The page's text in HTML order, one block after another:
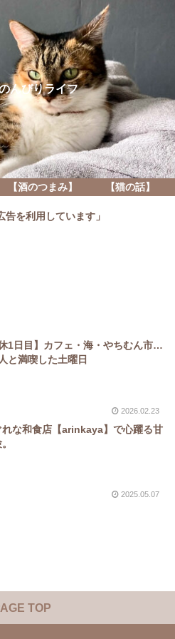
んびりライフ
【酒のつまみ】 【猫の話】
告を利用しています」
休1日目】カフェ・海・やちむん市…
と満喫した土曜日
2026.02.23
れな和食店【arinkaya】で心躍る甘
2025.05.07
TOP